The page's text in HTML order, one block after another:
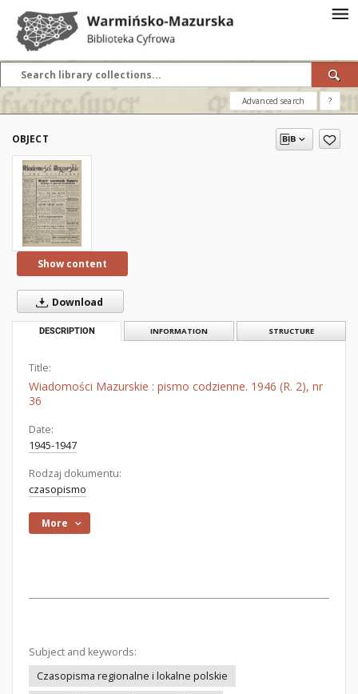
Advanced search ?
OBJECT
Show content
Download
DESCRIPTION INFORMATION STRUCTURE
Title:
Wiadomości Mazurskie : pismo codzienne. 1946 (R. 2), nr
36
Date:
1945-1947
Rodzaj dokumentu:
czasopismo
More
Subject and keywords:
Czasopisma regionalne i lokalne polskie